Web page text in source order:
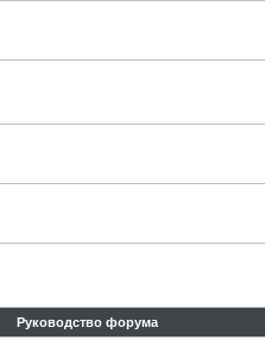
Руководство форума